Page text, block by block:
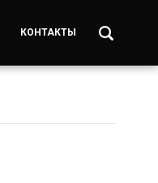
КОНТАКТЫ